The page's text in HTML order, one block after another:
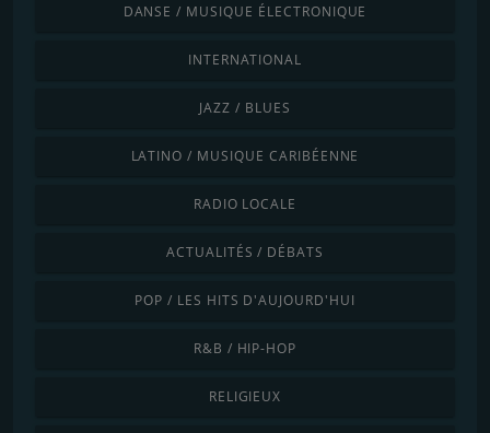
DANSE / MUSIQUE ÉLECTRONIQUE
INTERNATIONAL
JAZZ / BLUES
LATINO / MUSIQUE CARIBÉENNE
RADIO LOCALE
ACTUALITÉS / DÉBATS
POP / LES HITS D'AUJOURD'HUI
R&B / HIP-HOP
RELIGIEUX